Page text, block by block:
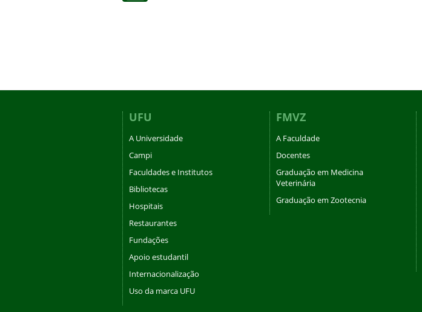
UFU
A Universidade
Campi
Faculdades e Institutos
Bibliotecas
Hospitais
Restaurantes
Fundações
Apoio estudantil
Internacionalização
Uso da marca UFU
FMVZ
A Faculdade
Docentes
Graduação em Medicina
Veterinária
Graduação em Zootecnia